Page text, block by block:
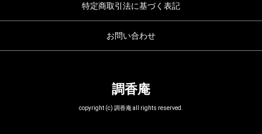
特定商取引法に基づく表記
お問い合わせ
調香庵
copyright (c) 調香庵 all rights reserved.